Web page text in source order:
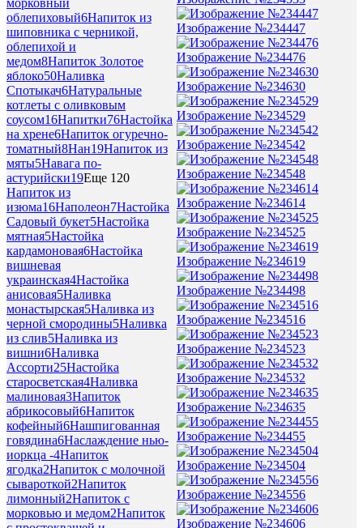
облепиховый6Напиток из
шиповника с черникой,
облепихой и
медом8Напиток Золотое
яблоко50Наливка
Спотыкач6Натуральные
котлеты с оливковым
соусом16Напитки76Настойка
на хрене6Напиток огуречно-
томатный8Нан19Напиток из
мяты5Навага по-
астурийски19Еще 120
Напиток из
изюма16Наполеон7Настойка
Садовый букет5Настойка
мятная5Настойка
кардамоновая6Настойка
вишневая
украинская4Настойка
анисовая5Наливка
монастырская5Наливка из
черной смородины5Наливка
из слив5Наливка из
вишни6Наливка
Ассорти25Настойка
старосветская4Наливка
малиновая3Напиток
абрикосовый6Напиток
кофейный6Нашпигованная
говядина6Наслаждение нью-
иоркца -4Напиток
ягодка2Напиток с молочной
сывароткой2Напиток
лимонный2Напиток с
морковью и медом2Напиток
Изображение №234447
Изображение №234476
Изображение №234630
Изображение №234529
Изображение №234542
Изображение №234548
Изображение №234614
Изображение №234525
Изображение №234619
Изображение №234498
Изображение №234516
Изображение №234523
Изображение №234532
Изображение №234635
Изображение №234455
Изображение №234504
Изображение №234556
Изображение №234606